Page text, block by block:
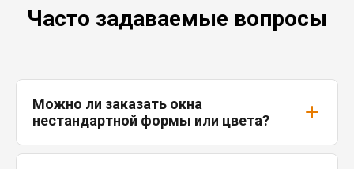
Часто задаваемые вопросы
Можно ли заказать окна
нестандартной формы или цвета?